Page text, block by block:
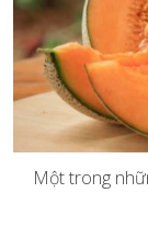
Một trong